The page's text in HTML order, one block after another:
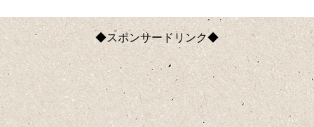
◆スポンサードリンク◆